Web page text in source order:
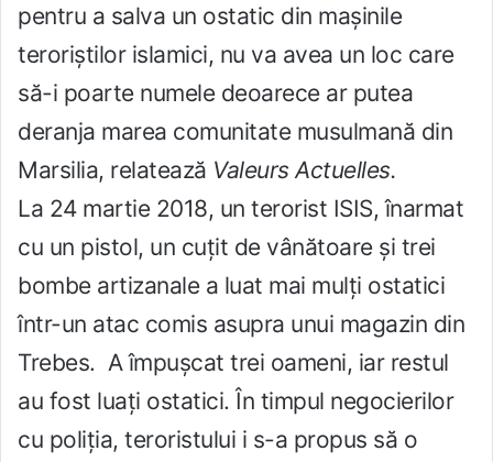
pentru a salva un ostatic din mașinile
teroriștilor islamici, nu va avea un loc care
să-i poarte numele deoarece ar putea
deranja marea comunitate musulmană din
Marsilia, relatează Valeurs Actuelles.
La 24 martie 2018, un terorist ISIS, înarmat
cu un pistol, un cuțit de vânătoare și trei
bombe artizanale a luat mai mulți ostatici
într-un atac comis asupra unui magazin din
Trebes. A împușcat trei oameni, iar restul
au fost luați ostatici. În timpul negocierilor
cu poliția, teroristului i s-a propus să o